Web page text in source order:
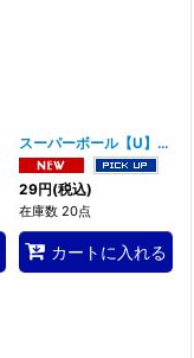
SV4a] スーパーボール【U】〈065/073〉(グッズ)
29円(税込)
在庫数 20点
カートに入れる